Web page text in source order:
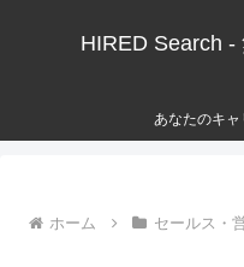
HIRED Search -
あなたのキ
ホーム セールス・